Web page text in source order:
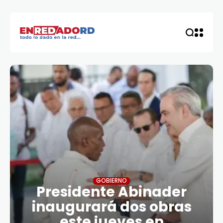
GOBIERNO
Presidente Abinader
inaugurará dos obras